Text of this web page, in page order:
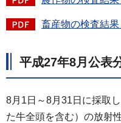
畜産物の検査結果
平成27年8月公表
8月1日～8月31日に採取
た牛全頭を含む）の放射